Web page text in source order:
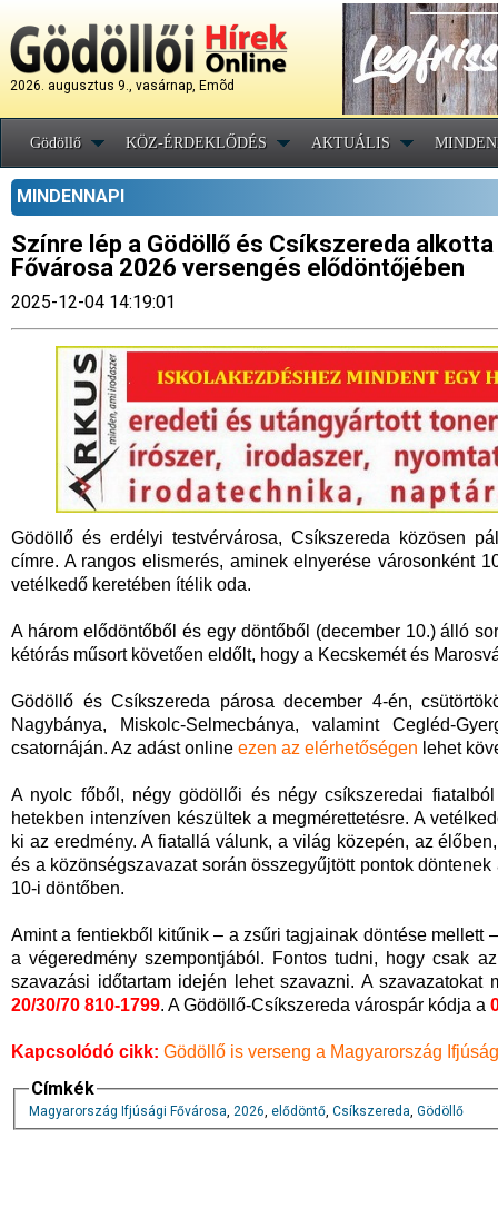
2026. augusztus 9., vasárnap, Emõd
Gödöllő KÖZ-ÉRDEKLŐDÉS AKTUÁLIS
MINDENNAPI
Színre lép a Gödöllő és Csíkszereda
Fővárosa 2026 versengés elődöntőjében
2025-12-04 14:19:01
Gödöllő és erdélyi testvérvárosa, Csíkszereda közösen
címre. A rangos elismerés, aminek elnyerése városonként
vetélkedő keretében ítélik oda.
A három elődöntőből és egy döntőből (december 10.) álló
kétórás műsort követően eldőlt, hogy a Kecskemét és
Gödöllő és Csíkszereda párosa december 4-én,
Nagybánya, Miskolc-Selmecbánya, valamint Cegléd-
csatornáján. Az adást online ezen az elérhetőségen lehet
A nyolc főből, négy gödöllői és négy csíkszeredai
hetekben intenzíven készültek a megmérettetésre. A
ki az eredmény. A fiatallá válunk, a világ közepén, az
és a közönségszavazat során összegyűjtött pontok
10-i döntőben.
Amint a fentiekből kitűnik – a zsűri tagjainak döntése mellett
a végeredmény szempontjából. Fontos tudni, hogy csak
szavazási időtartam idején lehet szavazni. A
20/30/70 810-1799. A Gödöllő-Csíkszereda várospár kódja a
Kapcsolódó cikk: Gödöllő is verseng a Magyarország
Címkék
Magyarország Ifjúsági Fővárosa, 2026, elődöntő, Csíkszereda, Gödöllő